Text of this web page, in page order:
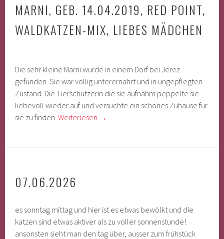
MARNI, GEB. 14.04.2019, RED POINT,
WALDKATZEN-MIX, LIEBES MÄDCHEN
Die sehr kleine Marni wurde in einem Dorf bei Jerez
gefunden. Sie war völlig unterernährt und in ungepflegten
Zustand. Die Tierschützerin die sie aufnahm peppelte sie
liebevoll wieder auf und versuchte ein schönes Zuhause für
sie zu finden.Weiterlesen →
07.06.2026
es sonntag mittag und hier ist es etwas bewölkt und die
katzen sind etwas aktiver als zu voller sonnenstunde!
ansonsten sieht man den tag über, ausser zum frühstück